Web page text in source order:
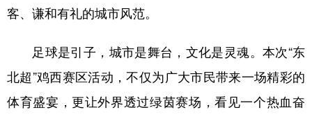
客、谦和有礼的城市风范。
足球是引子，城市是舞台，文化是灵魂。本次“东
北超”鸡西赛区活动，不仅为广大市民带来一场精彩的
体育盛宴，更让外界透过绿茵赛场，看见一个热血奋